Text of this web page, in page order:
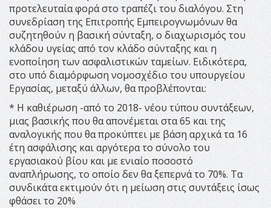
προτελευταία φορά στο τραπέζι του διαλόγου. Στη
συνεδρίαση της Επιτροπής Εμπειρογνωμόνων θα
συζητηθούν η βασική σύνταξη, ο διαχωρισμός του
κλάδου υγείας από τον κλάδο σύνταξης και η
ενοποίηση των ασφαλιστικών ταμείων. Ειδικότερα,
στο υπό διαμόρφωση νομοσχέδιο του υπουργείου
Εργασίας, μεταξύ άλλων, θα προβλέπονται:
* Η καθιέρωση -από το 2018- νέου τύπου συντάξεων,
μιας βασικής που θα απονέμεται στα 65 και της
αναλογικής που θα προκύπτει με βάση αρχικά τα 16
έτη ασφάλισης και αργότερα το σύνολο του
εργασιακού βίου και με ενιαίο ποσοστό
αναπλήρωσης, το οποίο δεν θα ξεπερνά το 70%. Τα
συνδικάτα εκτιμούν ότι η μείωση στις συντάξεις ίσως
φθάσει το 20%